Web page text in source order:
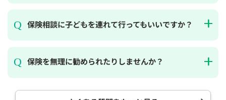
保険相談に子どもを連れて行ってもいいですか？
保険を無理に勧められたりしませんか？